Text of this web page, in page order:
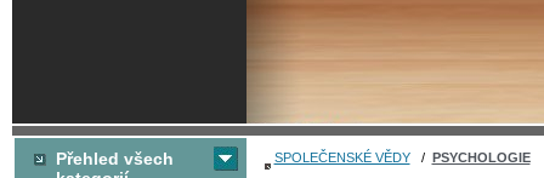
SPOLEČENSKÉ VĚDY/ PSYCHOLOGIE
Přehled všech